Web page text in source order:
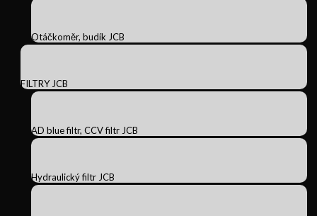
Otáčkoměr, budík JCB
FILTRY JCB
AD blue filtr, CCV filtr JCB
Hydraulický filtr JCB